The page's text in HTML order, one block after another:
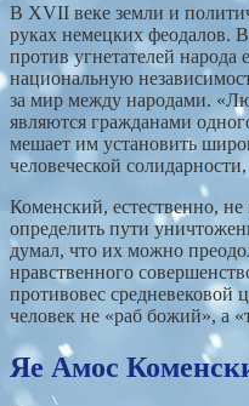
В XVII веке земли и
руках немецких феодалов.
против угнетателей народа
национальную
за мир между народами.
являются гражданами
мешает им установить
человеческой
Коменский, естественно,
определить пути
думал, что их можно
нравственного
противовес средневековой
человек не «раб божий», а
Яе Амос